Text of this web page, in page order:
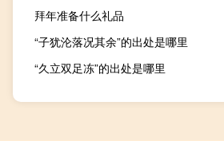
拜年准备什么礼品
“子犹沦落况其余”的出处是哪里
“久立双足冻”的出处是哪里